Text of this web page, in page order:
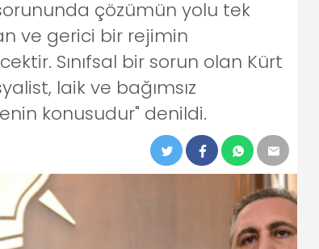
çözümün yolu tek
ve gerici bir rejimin
Sınıfsal bir sorun olan Kürt
laik ve bağımsız
konusudur" denildi.